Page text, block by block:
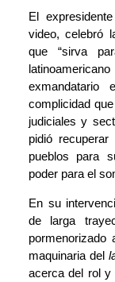
El
video, celebró
que “sirva
exmandatario
complicidad
judiciales y
pidió
pueblos para
poder para el
En su
de larga
maquinaria del
acerca del rol y